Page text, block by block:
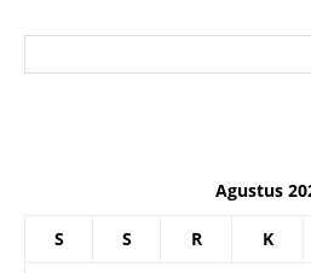
Agustus
S S R K